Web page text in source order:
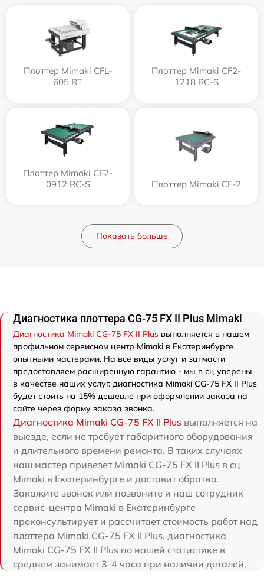
Плоттер Mimaki CFL-
605 RT
Плоттер Mimaki CF2-
1218 RC-S
Плоттер Mimaki CF2-
0912 RC-S
Плоттер Mimaki CF-2
Показать больше
Диагностика плоттера CG-75 FX II Plus Mimaki
Диагностика Mimaki CG-75 FX II Plus выполняется в нашем
профильном сервисном центр Mimaki в Екатеринбурге
опытными мастерами. На все виды услуг и запчасти
предоставляем расширенную гарантию - мы в сц уверены
в качестве наших услуг. диагностика Mimaki CG-75 FX II Plus
будет стоить на 15% дешевле при оформлении заказа на
сайте через форму заказа звонка.
Диагностика Mimaki CG-75 FX II Plus выполняется на
выезде, если не требует габаритного оборудования
и длительного времени ремонта. В таких случаях
наш мастер привезет Mimaki CG-75 FX II Plus в сц
Mimaki в Екатеринбурге и доставит обратно.
Закажите звонок или позвоните и наш сотрудник
сервис-центра Mimaki в Екатеринбурге
проконсультирует и рассчитает стоимость работ над
плоттера Mimaki CG-75 FX II Plus. диагностика
Mimaki CG-75 FX II Plus по нашей статистике в
среднем занимает 3-4 часа при наличии деталей.